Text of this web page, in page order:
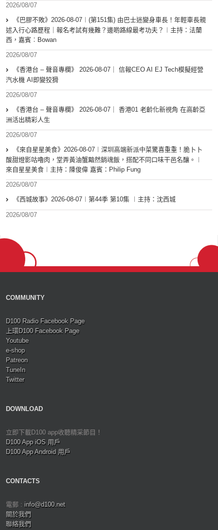
2026/08/07
《巴膠不敗》2026-08-07︱(第151集) 由巴士迷變身車長！年輕車長親
述入行心路歷程｜報名考試有幾難？邊啲路線最考功夫？︱主持：法蘭
西，嘉賓︰Bowan
2026/08/07
《香港台 – 聲音專欄》 2026-08-07｜ 信報CEO AI EJ Tech模擬經營
汽水機 AI即變狡猾
2026/08/07
《香港台 – 聲音專欄》 2026-08-07｜ 香港01 老齡化新視角 在高齡亞
洲活出精彩人生
2026/08/07
《來自星星美食》2026-08-07︱深圳高端新派中菜驚喜重重！脆卜卜
酸甜燈影咕嚕肉，堂弄黃油蟹黯然銷魂飯，搭配不同口味干邑名釀。︱
來自星星美食︱主持：陳俊偉 嘉賓：Philip Fung
2026/08/07
《西城故事》2026-08-07︱第44季 第10集 ︱主持：沈西城
2026/08/07
COMMUNITY
D100 Radio Facebook Page
上環D100 Facebook Page
Youtube
e-shop
Patreon
TuneIn
Twitter
DOWNLOAD
立即下載D100 app收聽精采節目！
D100 App iOS 用戶
D100 App Android 用戶
CONTACTS
電郵 : info@d100.net
關於我們
聯絡我們